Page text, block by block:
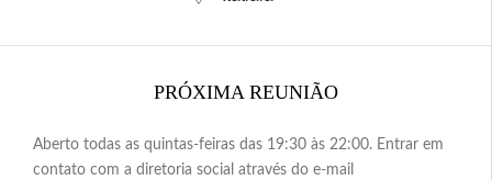
PRÓXIMA REUNIÃO
Aberto todas as quintas-feiras das 19:30 às 22:00. Entrar em
contato com a diretoria social através do e-mail